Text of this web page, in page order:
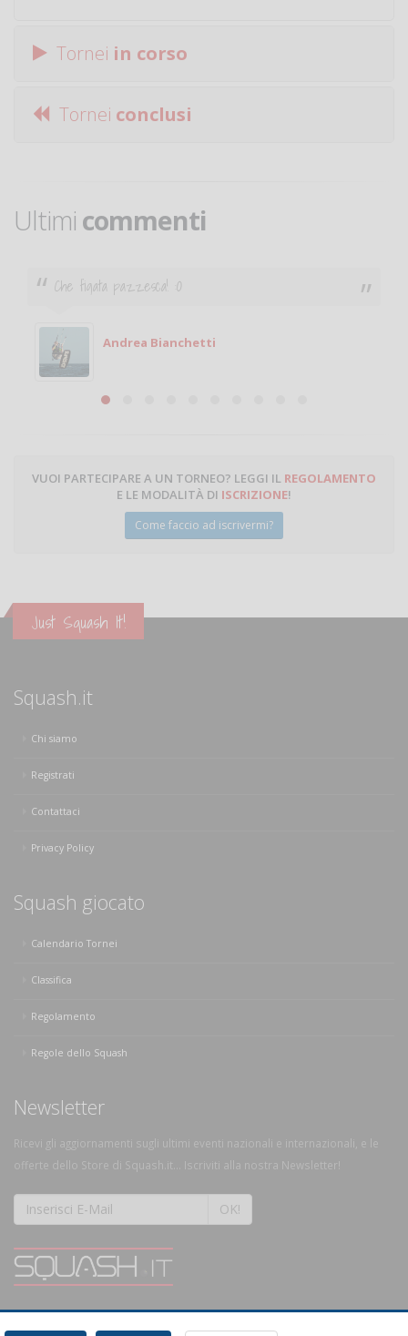
Tornei in corso
Tornei conclusi
Ultimi commenti
Ciao. Sono a Treviglio da poco e vorrei tornare a
giocare. Se sei in zona e puoi giocare fammi sapere.
Michele
Michele Miglionico
VUOI PARTECIPARE A UN TORNEO? LEGGI IL REGOLAMENTO
E LE MODALITÀ DI ISCRIZIONE!
Come faccio ad iscrivermi?
Just Squash It!
Squash.it
Chi siamo
Registrati
Contattaci
Privacy Policy
Squash giocato
Calendario Tornei
Classifica
Regolamento
Regole dello Squash
Newsletter
Ricevi gli aggiornamenti sugli ultimi eventi nazionali e internazionali, e le
offerte dello Store di Squash.it... Iscriviti alla nostra Newsletter!
OK!